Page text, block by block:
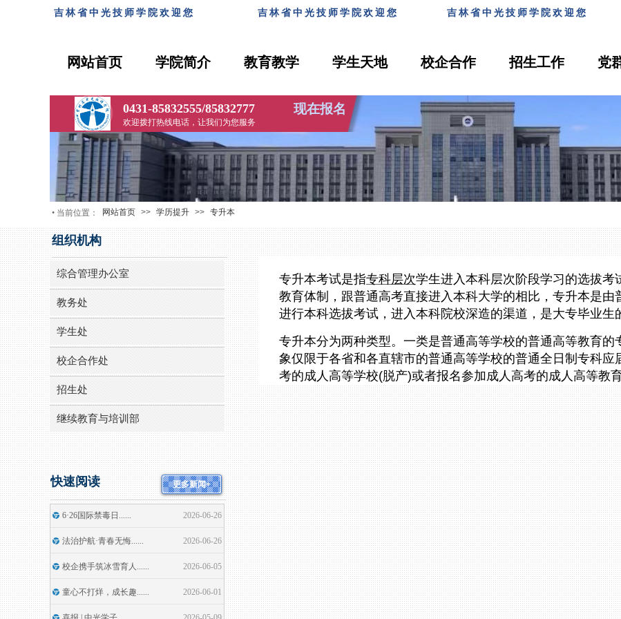
吉林省中光技师学院欢迎 您 吉林省中光技师学院欢迎 您 吉林省中光技师学院欢迎
网站首页 学院简介 教育教学 学生天地 校企合作 招生工作 党
0431-85832555/85832777
欢迎拨打热线电话，让我们为您服务
现在报名
• 当前位置： 网站首页 >> 学历提升 >> 专升本
组织机构
专升本考试是指专科层次学生进入本科层次 阶段学习的选拔考
教育体制，跟普通高考直接进入本科大学的相比，专升本是
进行本科选拔考试，进入本科院校深造的渠道，是大专毕业生
专升本分为两种类型。一类是普通高等学校的普通高等教育的
象仅限于各省和各直辖市的普通高等学校的普通全日制专科应
考的成人高等学校(脱产)或者报名参加成人高考的成人高等教
综合管理办公室
教务处
学生处
校企合作处
招生处
继续教育与培训部
快速阅读 更多新闻+
6·26国际禁毒日...... 2026-06-26
法治护航·青春无悔...... 2026-06-26
校企携手筑冰雪育人...... 2026-06-05
童心不打烊，成长趣...... 2026-06-01